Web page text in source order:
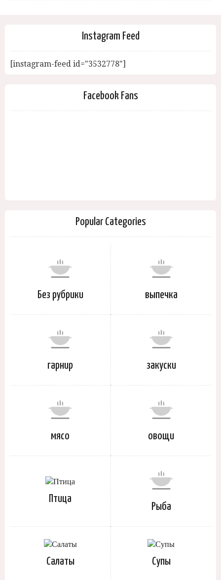
Instagram Feed
[instagram-feed id="3532778"]
Facebook Fans
Popular Categories
Без рубрики выпечка
гарнир закуски
мясо овощи
Птица
Рыба
Салаты Супы